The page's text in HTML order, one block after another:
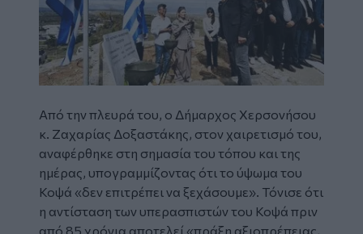
Από την πλευρά του, ο Δήμαρχος Χερσονήσου
κ. Ζαχαρίας Δοξαστάκης, στον χαιρετισμό του,
αναφέρθηκε στη σημασία του τόπου και της
ημέρας, υπογραμμίζοντας ότι το ύψωμα του
Κοψά «δεν επιτρέπει να ξεχάσουμε». Τόνισε ότι
η αντίσταση των υπερασπιστών του Κοψά πριν
από 85 χρόνια αποτελεί «πράξη αξιοπρέπειας,